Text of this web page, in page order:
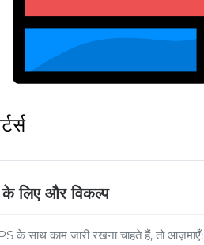
लिए और विकल्प
के साथ काम जारी रखना चाहते हैं, तो आज़माएँ: